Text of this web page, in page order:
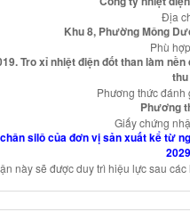
Địa
Khu 8, Phường Mông
Phù
Tro xỉ nhiệt điện đốt than làm
thu
Phương thức đánh
Phương
Giấy chứng
silô của đơn vị sản xuất kể từ
này sẽ được duy trì hiệu lực sau